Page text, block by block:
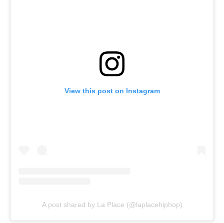
View this post on Instagram
A post shared by La Place (@laplacehiphop)